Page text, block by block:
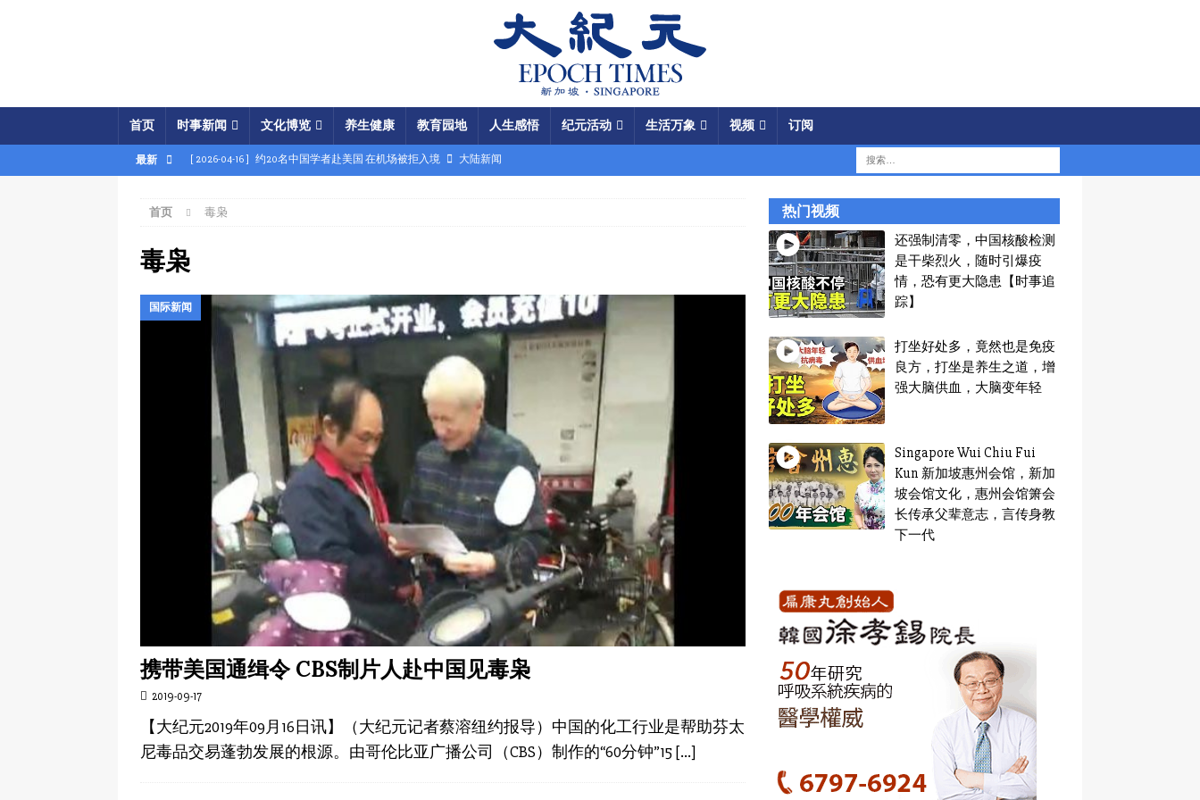
首页 时事新闻 文化博览 养生健康 教育园地 人生感悟 纪元活动 生活万象 视频 订阅
最新 [ 2026-04-16 ] 约20名中国学者赴美国 在机场被拒入境 大陆新闻
[ 2026-04-15 ]
[ 2026-04-02 ] 专家：中国富人赴美产子拿身份 呈工业化规模 大陆新闻
[ 2026-04-02 ] 【时事金扫描】美军炸平“美国大使馆”美载人飞船重返月球 视频
[ 2026-04-17 ] 美破獲大規模禮品卡詐騙 贓款成中共軍費 国际新闻
首页 毒枭
毒枭
国际新闻
携带美国通缉令 CBS制片人赴中国见毒枭
2019-09-17
【大纪元2019年09月16日讯】（大纪元记者蔡溶纽约报导）中国的化工行业是帮助芬太
尼毒品交易蓬勃发展的根源。由哥伦比亚广播公司（CBS）制作的“60分钟”15[…]
热门视频
还强制清零，中国核酸检测
是干柴烈火，随时引爆疫
情，恐有更大隐患【时事追
踪】
打坐好处多，竟然也是免疫
良方，打坐是养生之道，增
强大脑供血，大脑变年轻
Singapore Wui Chiu Fui
Kun 新加坡惠州会馆，新加
坡会馆文化，惠州会馆箫会
长传承父辈意志，言传身教
下一代